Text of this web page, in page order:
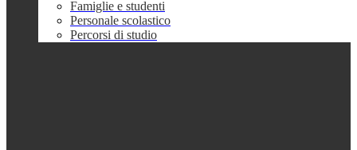
Famiglie e studenti
Personale scolastico
Percorsi di studio